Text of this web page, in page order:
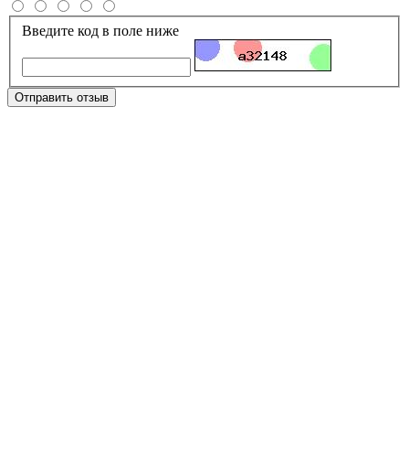
Введите код в поле ниже
Отправить отзыв